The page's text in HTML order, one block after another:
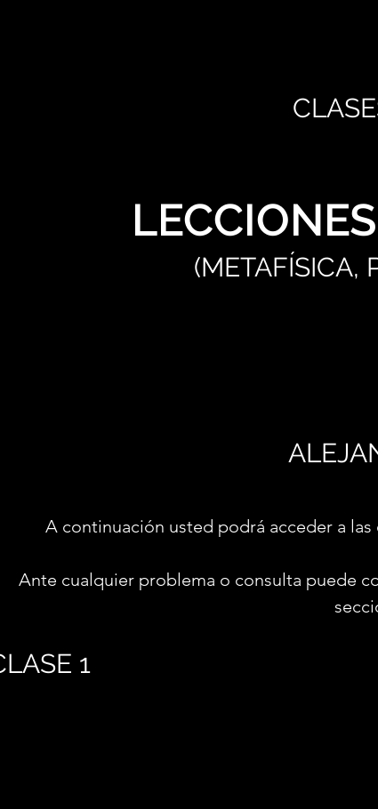
(METAFÍSICA,
A continuación usted podrá acceder a
Ante cualquier problema o consulta puede
1